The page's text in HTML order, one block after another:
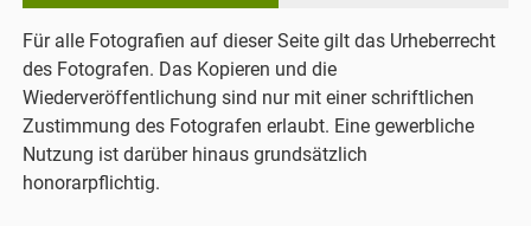
Für alle Fotografien auf dieser Seite gilt das Urheberrecht
des Fotografen. Das Kopieren und die
Wiederveröffentlichung sind nur mit einer schriftlichen
Zustimmung des Fotografen erlaubt. Eine gewerbliche
Nutzung ist darüber hinaus grundsätzlich
honorarpflichtig.